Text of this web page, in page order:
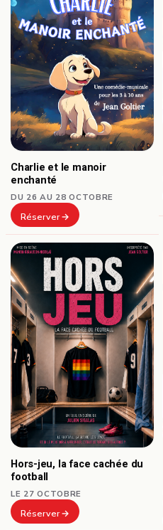
Charlie et le manoir
enchanté
DU 26 AU 28 OCTOBRE
Réserver
Hors-jeu, la face cachée du
football
LE 27 OCTOBRE
Réserver